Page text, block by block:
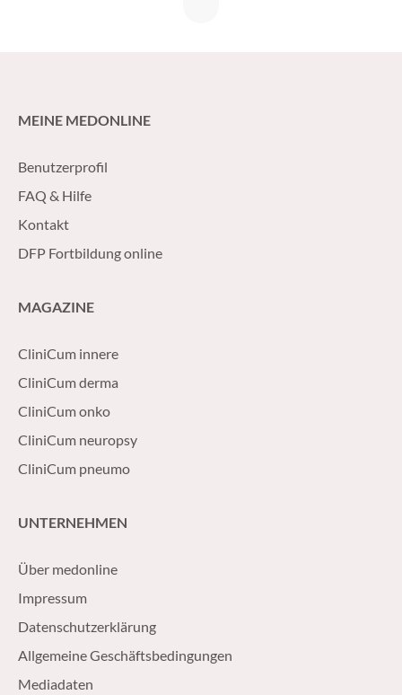
MEINE MEDONLINE
Benutzerprofil
FAQ & Hilfe
Kontakt
DFP Fortbildung online
MAGAZINE
CliniCum innere
CliniCum derma
CliniCum onko
CliniCum neuropsy
CliniCum pneumo
UNTERNEHMEN
Über medonline
Impressum
Datenschutzerklärung
Allgemeine Geschäftsbedingungen
Mediadaten